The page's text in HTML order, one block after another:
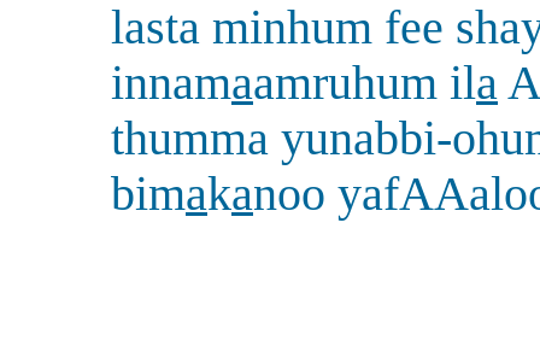
lasta minhum fee
innamaamruhum ila
thumma yunabbi-
bimakanoo